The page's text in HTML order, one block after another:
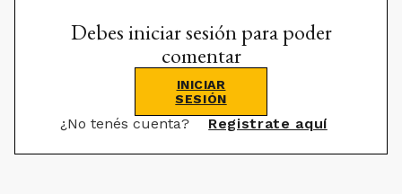
Debes iniciar sesión para poder
comentar
INICIAR
SESIÓN
¿No tenés cuenta? Registrate aquí